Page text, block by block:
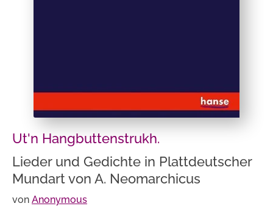
Ut'n Hangbuttenstrukh.
Lieder und Gedichte in Plattdeutscher
Mundart von A. Neomarchicus
von Anonymous